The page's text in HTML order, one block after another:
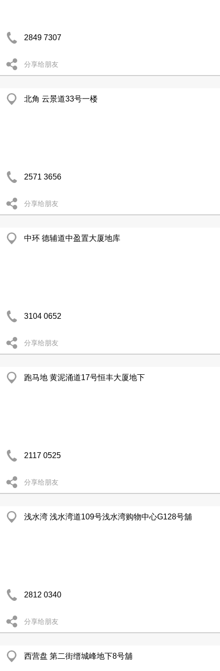
2849 7307
分享给朋友
北角 云景道33号一楼
2571 3656
分享给朋友
中环 德辅道中盈置大厦地库
3104 0652
分享给朋友
跑马地 黄泥涌道17号恒丰大厦地下
2117 0525
分享给朋友
浅水湾 浅水湾道109号浅水湾购物中心G128号舖
2812 0340
分享给朋友
西营盘 第二街缙城峰地下8号舖